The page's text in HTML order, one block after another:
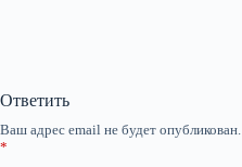
Ответить
Ваш адрес email не будет опубликован.
*